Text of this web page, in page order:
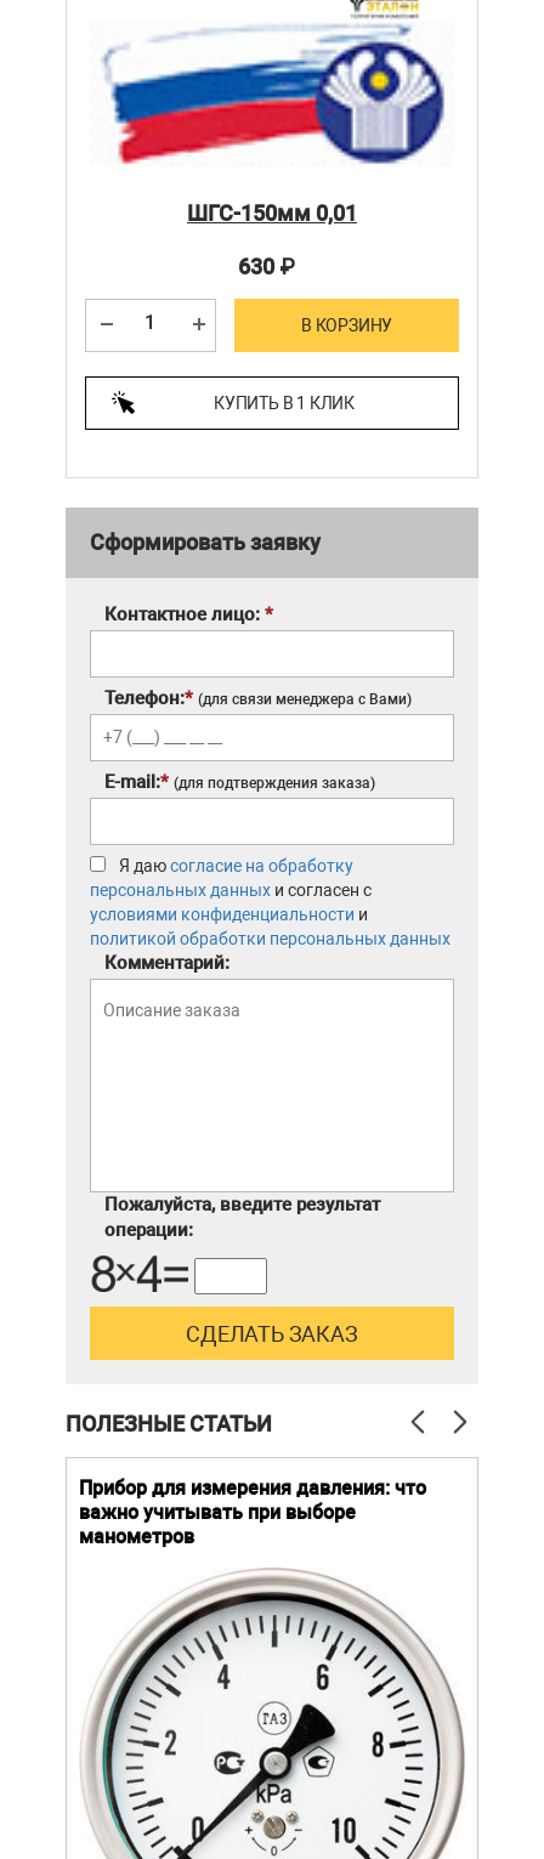
ШГС-150мм 0,01
630₽
В КОРЗИНУ
КУПИТЬ В 1 КЛИК
Сформировать заявку
Контактное лицо: *
Телефон:* (для связи менеджера с Вами)
E-mail:* (для подтверждения заказа)
Я даюсогласие на обработку
персональных данных и согласен с
условиями конфиденциальности и
политикой обработки персональных данных
Комментарий:
Пожалуйста, введите результат
операции:
ПОЛЕЗНЫЕ СТАТЬИ
Прибор для измерения давления: что
важно учитывать при выборе
манометров